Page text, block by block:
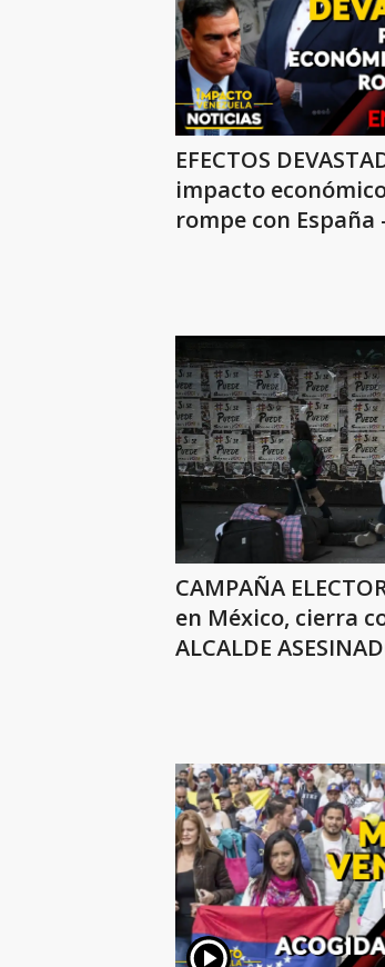
EFECTOS
impacto
rompe con España
CAMPAÑA
en México, cierra
ALCALDE